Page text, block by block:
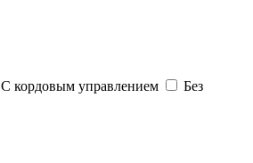
С кордовым управлением
Без